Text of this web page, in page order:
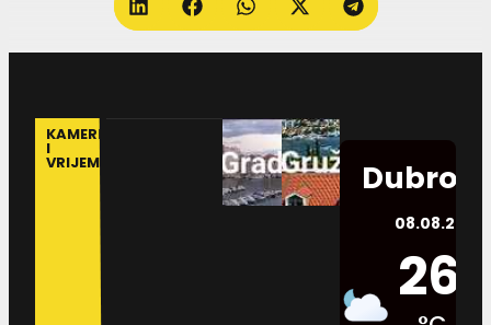
KAMERE
I
VRIJEME
08.08.2026.
26